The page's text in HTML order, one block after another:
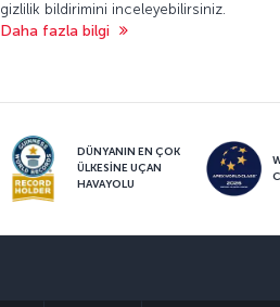
gizlilik bildirimini inceleyebilirsiniz.
Daha fazla bilgi
DÜNYANIN EN ÇOK
ÜLKESİNE UÇAN
HAVAYOLU